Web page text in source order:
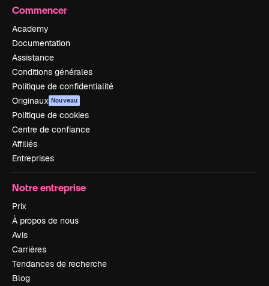
Commencer
Academy
Documentation
Assistance
Conditions générales
Politique de confidentialité
Originaux Nouveau
Politique de cookies
Centre de confiance
Affiliés
Entreprises
Notre entreprise
Prix
À propos de nous
Avis
Carrières
Tendances de recherche
Blog